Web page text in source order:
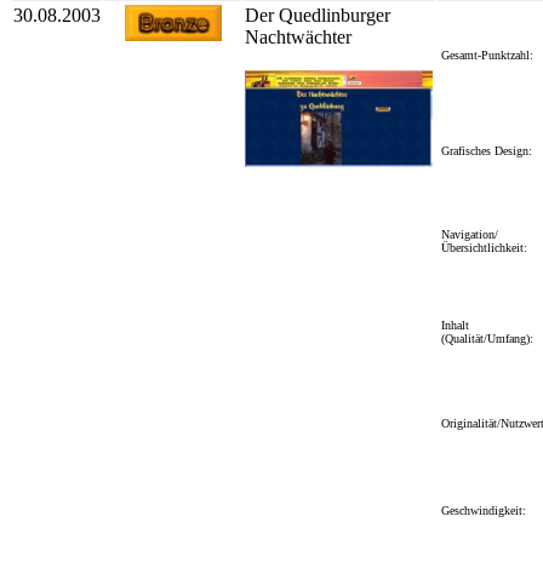
30.08.2003
Der Quedlinburger
Nachtwächter
Gesamt-Punktzahl:
Grafisches Design:
Navigation/
Übersichtlichkeit:
Inhalt
(Qualität/Umfang):
Originalität/
Geschwindigkeit: